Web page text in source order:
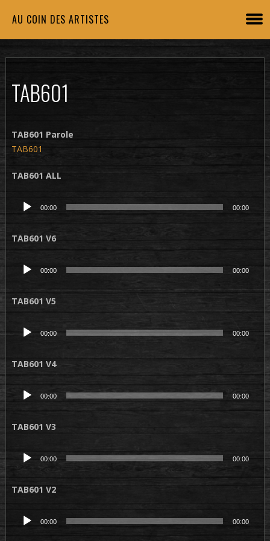
AU COIN DES ARTISTES
TAB601
TAB601 Parole
TAB601
TAB601 ALL
Lecteur
00:00 00:00
TAB601 V6
Lecteur
00:00 00:00
TAB601 V5
Lecteur
00:00 00:00
TAB601 V4
Lecteur
00:00 00:00
TAB601 V3
Lecteur
audio
00:00 00:00
TAB601 V2
Lecteur
00:00 00:00